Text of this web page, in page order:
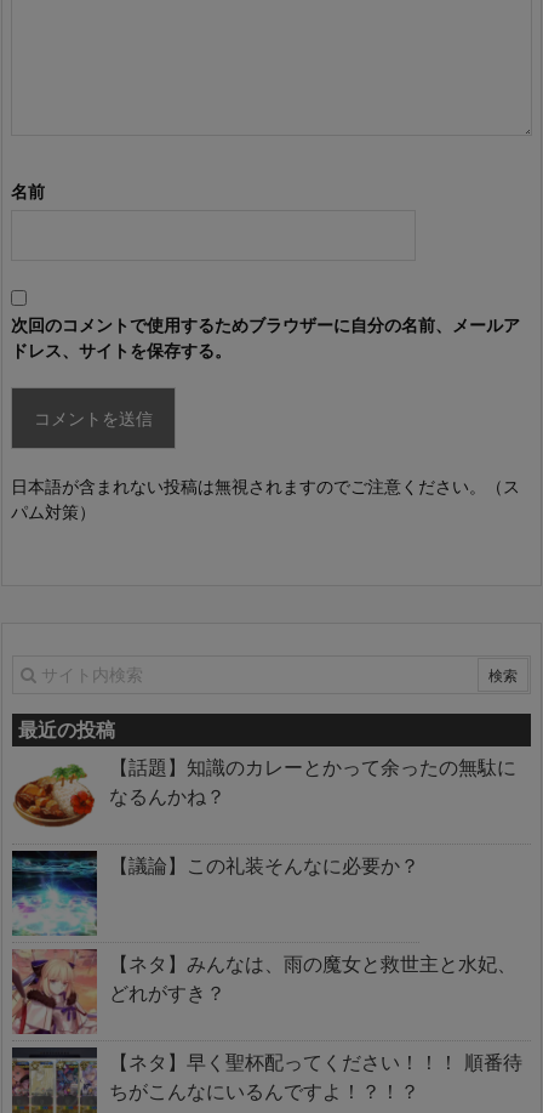
名前
次回のコメントで使用するためブラウザーに自分の名前、メールア
ドレス、サイトを保存する。
日本語が含まれない投稿は無視されますのでご注意ください。（ス
パム対策）
最近の投稿
【話題】知識のカレーとかって余ったの無駄に
なるんかね？
【議論】この礼装そんなに必要か？
【ネタ】みんなは、雨の魔女と救世主と水妃、
どれがすき？
【ネタ】早く聖杯配ってください！！！ 順番待
ちがこんなにいるんですよ！？！？